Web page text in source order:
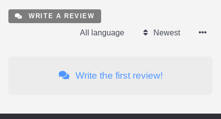
WRITE A REVIEW
All language Newest
Write the first review!